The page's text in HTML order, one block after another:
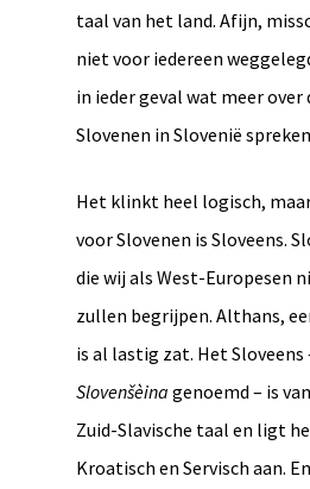
taal van het land. Afijn,
niet voor iedereen
in ieder geval wat meer over
Slovenen in Slovenië
Het klinkt heel logisch,
voor Slovenen is Sloveens.
die wij als West-Europesen
zullen begrijpen. Althans,
is al lastig zat. Het Sloveens
Slovenšèina genoemd – is
Zuid-Slavische taal en ligt
Kroatisch en Servisch aan.